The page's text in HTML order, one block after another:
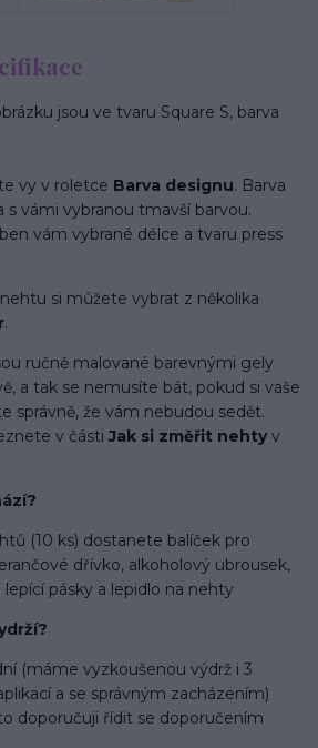
jsou ve tvaru Square S, barva
vy v roletce Barva designu. Barva
s vámi vybranou tmavší barvou.
vám vybrané délce a tvaru press
si můžete vybrat z několika
.
ručně malované barevnými gely
a tak se nemusíte bát, pokud si vaše
správně, že vám nebudou sedět.
v části Jak si změřit nehty v
?
(10 ks) dostanete balíček pro
dřívko, alkoholový ubrousek,
pásky a lepidlo na nehty
(máme vyzkoušenou výdrž i 3
a se správným zacházením)
doporučuji řídit se doporučením